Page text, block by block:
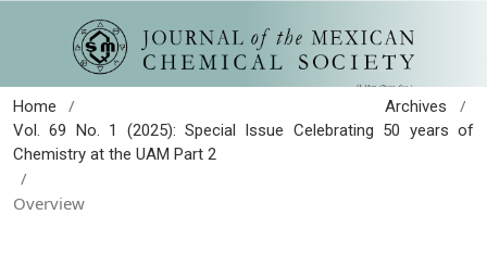
Home / Archives /
Vol. 69 No. 1 (2025): Special Issue Celebrating 50 years of
Chemistry at the UAM Part 2
/
Overview